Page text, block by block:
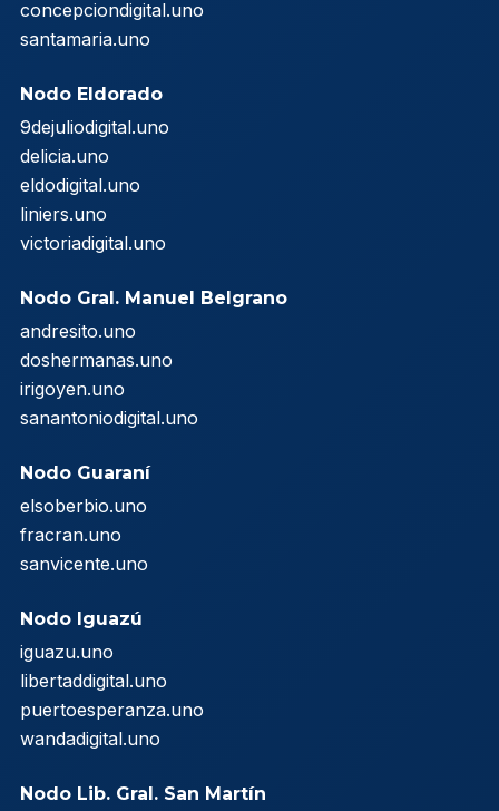
concepciondigital.uno
santamaria.uno
Nodo Eldorado
9dejuliodigital.uno
delicia.uno
eldodigital.uno
liniers.uno
victoriadigital.uno
Nodo Gral. Manuel Belgrano
andresito.uno
doshermanas.uno
irigoyen.uno
sanantoniodigital.uno
Nodo Guaraní
elsoberbio.uno
fracran.uno
sanvicente.uno
Nodo Iguazú
iguazu.uno
libertaddigital.uno
puertoesperanza.uno
wandadigital.uno
Nodo Lib. Gral. San Martín